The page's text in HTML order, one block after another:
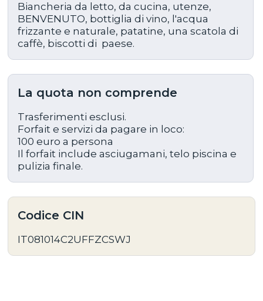
Biancheria da letto, da cucina, utenze,
BENVENUTO, bottiglia di vino, l'acqua
frizzante e naturale, patatine, una scatola di
caffè, biscotti di paese.
La quota non comprende
Trasferimenti esclusi.
Forfait e servizi da pagare in loco:
100 euro a persona
Il forfait include asciugamani, telo piscina e
pulizia finale.
Codice CIN
IT081014C2UFFZCSWJ